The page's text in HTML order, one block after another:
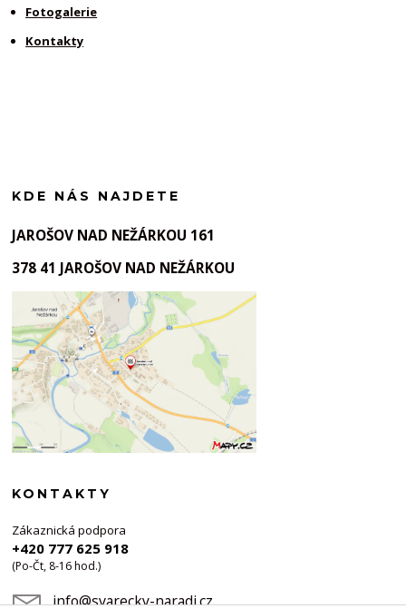
Fotogalerie
Kontakty
KDE NÁS NAJDETE
JAROŠOV NAD NEŽÁRKOU 161
378 41 JAROŠOV NAD NEŽÁRKOU
KONTAKTY
Zákaznická podpora
+420 777 625 918
(Po-Čt, 8-16 hod.)
info@svarecky-naradi.cz